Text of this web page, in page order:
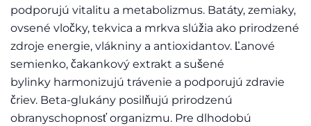
podporujú vitalitu a metabolizmus. Batáty, zemiaky,
ovsené vločky, tekvica a mrkva slúžia ako prirodzené
zdroje energie, vlákniny a antioxidantov. Ľanové
semienko, čakankový extrakt a sušené
bylinky harmonizujú trávenie a podporujú zdravie
čriev. Beta-glukány posilňujú prirodzenú
obranyschopnosť organizmu. Pre dlhodobú